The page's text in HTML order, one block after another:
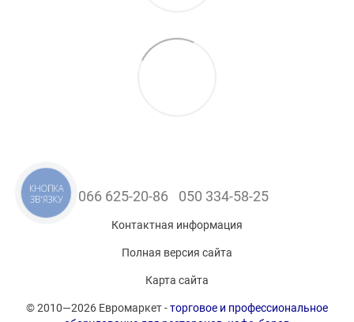
066 625-20-86 050 334-58-25
Контактная информация
Полная версия сайта
Карта сайта
© 2010—2026 Евромаркет -торговое и профессиональное
КНОПКА
ЗВ'ЯЗКУ